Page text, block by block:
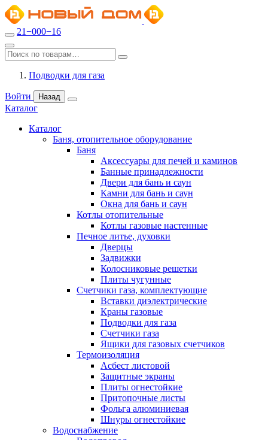
21−000−16
Подводки для газа
Войти Назад
Каталог
Каталог
Баня, отопительное оборудование
Баня
Аксессуары для печей и каминов
Банные принадлежности
Двери для бань и саун
Камни для бань и саун
Окна для бань и саун
Котлы отопительные
Котлы газовые настенные
Печное литье, духовки
Дверцы
Задвижки
Колосниковые решетки
Плиты чугунные
Счетчики газа, комплектующие
Вставки диэлектрические
Краны газовые
Подводки для газа
Счетчики газа
Ящики для газовых счетчиков
Термоизоляция
Асбест листовой
Защитные экраны
Плиты огнестойкие
Притопочные листы
Фольга алюминиевая
Шнуры огнестойкие
Водоснабжение